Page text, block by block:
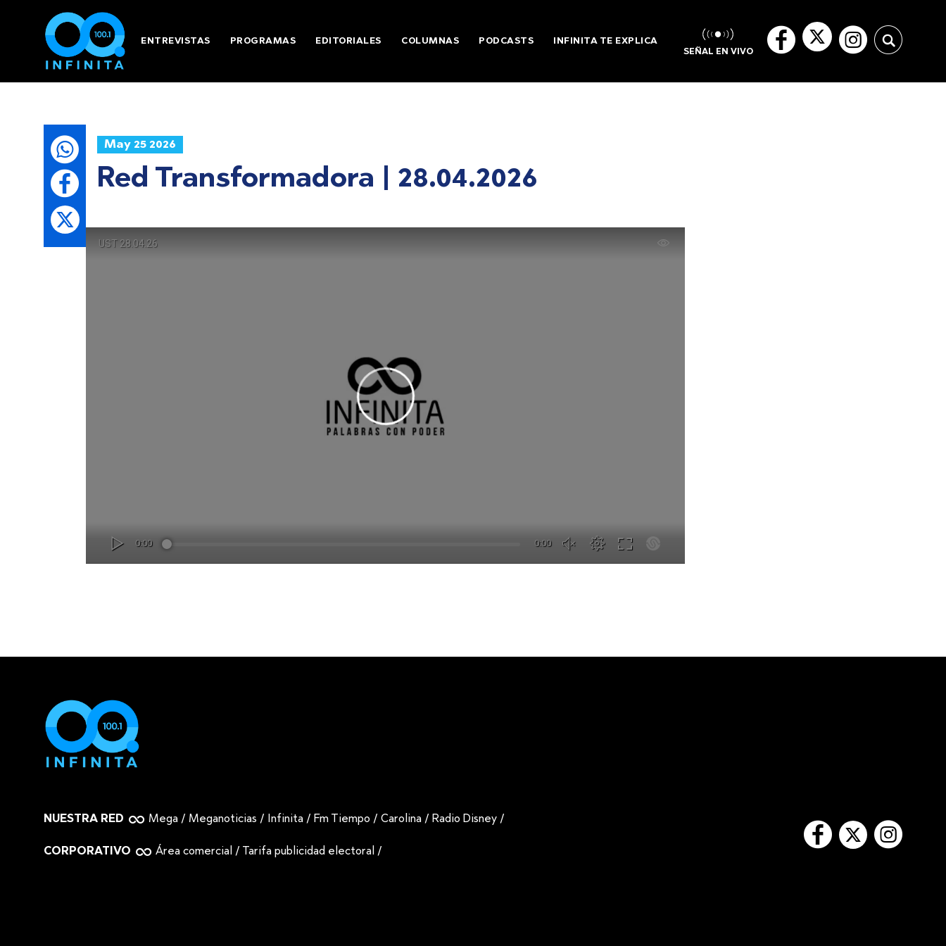
ENTREVISTAS PROGRAMAS EDITORIALES COLUMNAS PODCASTS INFINITA TE EXPLICA
SEÑAL EN VIVO
May 25 2026
Red Transformadora | 28.04.2026
NUESTRA RED Mega / Meganoticias / Infinita / Fm Tiempo /Carolina / Radio Disney /
CORPORATIVO Área comercial / Tarifa publicidad electoral /